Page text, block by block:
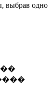
выбрав одно